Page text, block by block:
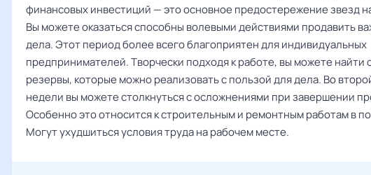
финансовых инвестиций — это основное предостережение звезд
Вы можете оказаться способны волевыми действиями продавить
дела. Этот период более всего благоприятен для индивидуальных
предпринимателей. Творчески подходя к работе, вы можете найти
резервы, которые можно реализовать с пользой для дела. Во
недели вы можете столкнуться с осложнениями при завершении
Особенно это относится к строительным и ремонтным работам в
Могут ухудшиться условия труда на рабочем месте.